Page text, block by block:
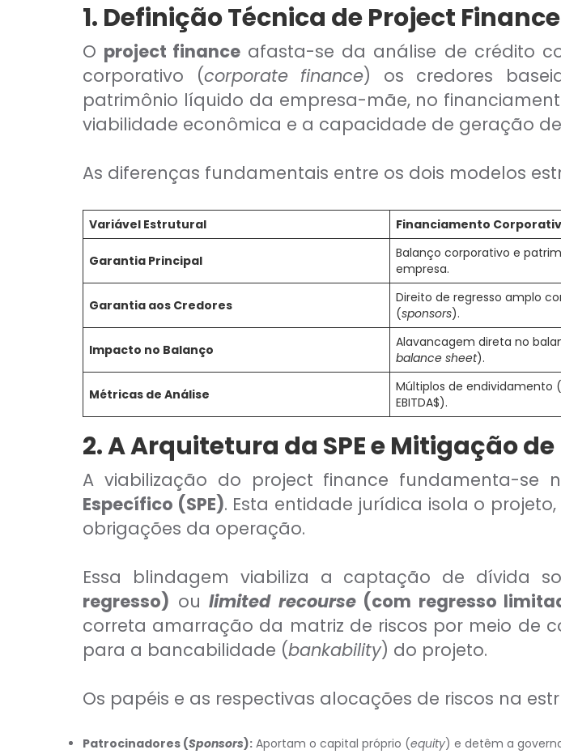
Modelagem Financeira Aplicada
Curso Avan. de Análise de Crédito
Ver todos (+50 cursos)
Crédito Bancário
Tesouraria Bancária
1. Definição Técnica de Project
O project finance afasta-se da análise de crédito
corporativo (corporate finance) os credores
patrimônio líquido da empresa-mãe, no
viabilidade econômica e a capacidade de geração
As diferenças fundamentais entre os dois modelos
Variável Estrutural Financiamento
Garantia Principal
Balanço corporativo e
empresa.
Garantia aos Credores
Direito de regresso amplo
(sponsors).
Impacto no Balanço Alavancagem direta no
balance sheet).
Métricas de Análise
Múltiplos de endividamento
EBITDA$).
2. A Arquitetura da SPE e Mitigação de
A viabilização do project finance fundamenta-se
Específico (SPE). Esta entidade jurídica isola o
obrigações da operação.
Essa blindagem viabiliza a captação de dívida
regresso) ou limited recourse(com regresso
correta amarração da matriz de riscos por meio de
para a bancabilidade (bankability) do projeto.
Os papéis e as respectivas alocações de riscos na
Patrocinadores (Sponsors): Aportam o capital próprio (equity) e detêm a